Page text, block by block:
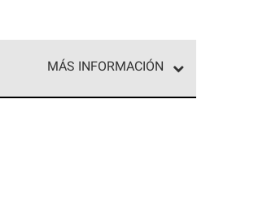
MÁS INFORMACIÓN